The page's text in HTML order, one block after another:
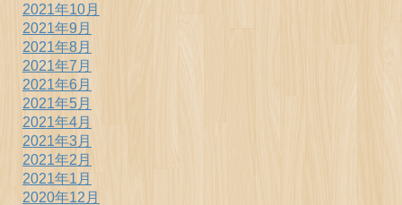
2021年10月
2021年9月
2021年8月
2021年7月
2021年6月
2021年5月
2021年4月
2021年3月
2021年2月
2021年1月
2020年12月